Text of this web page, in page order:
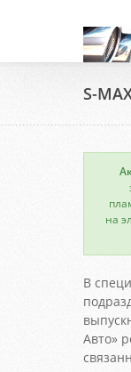
S-
на
В
Авто»